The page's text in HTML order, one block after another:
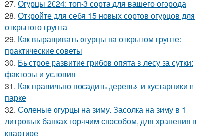
27. Огурцы 2024: топ-3 сорта для вашего огорода
28. Откройте для себя 15 новых сортов огурцов для
открытого грунта
29. Как выращивать огурцы на открытом грунте:
практические советы
30. Быстрое развитие грибов опята в лесу за сутки:
факторы и условия
31. Как правильно посадить деревья и кустарники в
парке
32. Соленые огурцы на зиму. Засолка на зиму в 1
литровых банках горячим способом, для хранения в
квартире